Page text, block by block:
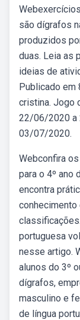
são dígrafos
produzidos
duas. Leia as
ideias de
Publicado em
cristina. Jogo
22/06/2020 a
03/07/2020.
Webconfira
para o 4º ano
encontra
portuguesa
nesse artigo.
alunos do 3º
dígrafos,
masculino e
de língua